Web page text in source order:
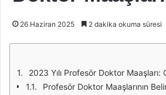
26 Haziran 2025 2 dakika okuma süresi
2023 Yılı Profesör Doktor Maaşları:
Profesör Doktor Maaşlarının